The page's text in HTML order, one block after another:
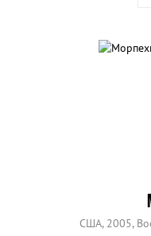
США, 2005,